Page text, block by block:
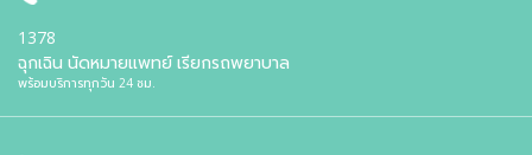
1378
ฉุกเฉิน นัดหมายแพทย์ เรียกรถพยาบาล
พร้อมบริการทุกวัน 24 ชม.